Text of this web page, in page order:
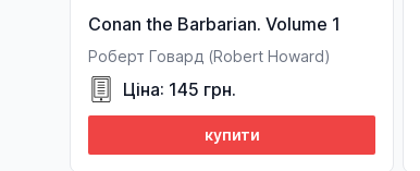
Conan the Barbarian. Volume 1
Роберт Говард (Robert Howard)
Ціна: 145 грн.
купити